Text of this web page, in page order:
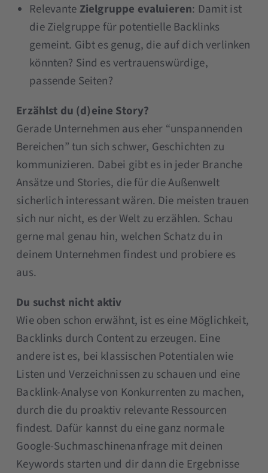
Relevante Zielgruppe evaluieren: Damit ist
die Zielgruppe für potentielle Backlinks
gemeint. Gibt es genug, die auf dich verlinken
könnten? Sind es vertrauenswürdige,
passende Seiten?
Erzählst du (d)eine Story?
Gerade Unternehmen aus eher “unspannenden
Bereichen” tun sich schwer, Geschichten zu
kommunizieren. Dabei gibt es in jeder Branche
Ansätze und Stories, die für die Außenwelt
sicherlich interessant wären. Die meisten trauen
sich nur nicht, es der Welt zu erzählen. Schau
gerne mal genau hin, welchen Schatz du in
deinem Unternehmen findest und probiere es
aus.
Du suchst nicht aktiv
Wie oben schon erwähnt, ist es eine Möglichkeit,
Backlinks durch Content zu erzeugen. Eine
andere ist es, bei klassischen Potentialen wie
Listen und Verzeichnissen zu schauen und eine
Backlink-Analyse von Konkurrenten zu machen,
durch die du proaktiv relevante Ressourcen
findest. Dafür kannst du eine ganz normale
Google-Suchmaschinenanfrage mit deinen
Keywords starten und dir dann die Ergebnisse